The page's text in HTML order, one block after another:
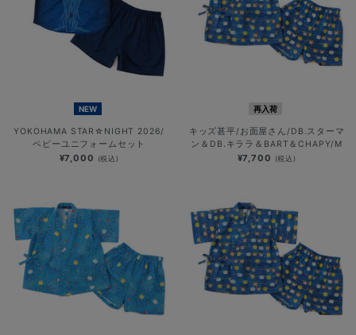
NEW
YOKOHAMA STAR☆NIGHT 2026/
ベビーユニフォームセット
¥7,000 (税込)
再入荷
キッズ甚平/お面屋さん/DB.スターマ
ン＆DB.キララ＆BART＆CHAPY/M
¥7,700 (税込)